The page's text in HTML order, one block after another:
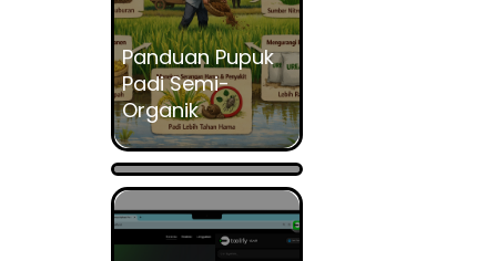
Panduan Pupuk
Padi Semi-
Organik
Mengoptimalkan
Pupuk Kandang
untuk Padi Semi-
Organik